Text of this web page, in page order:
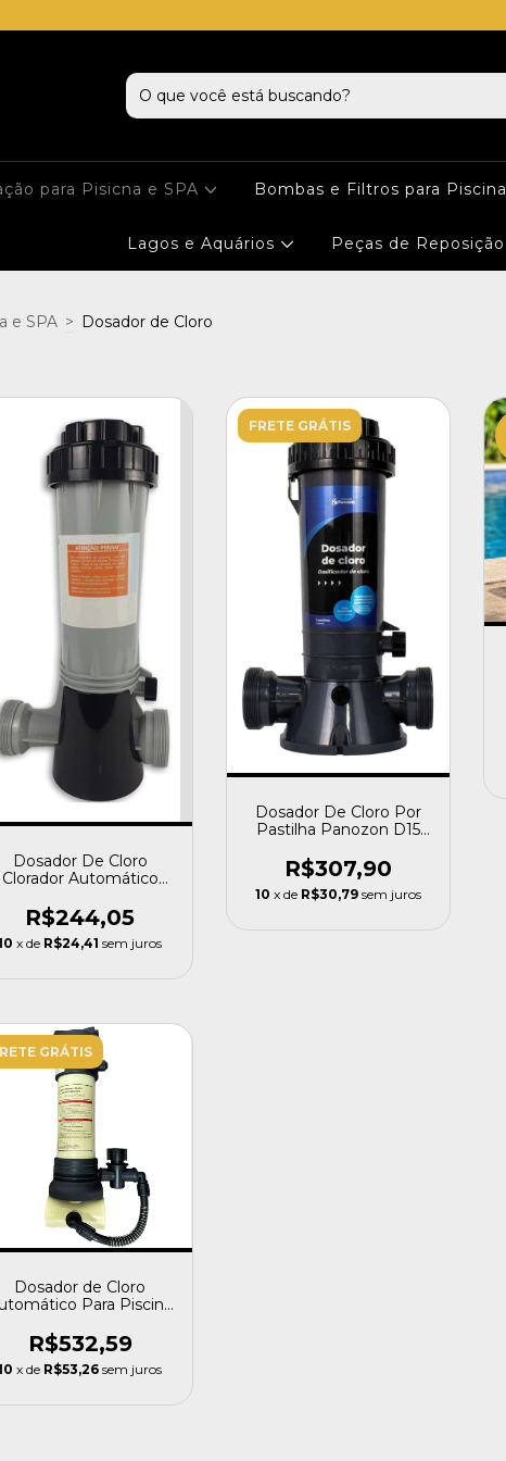
para Pisicna e SPA Bombas e Filtros para Piscina
Lagos e Aquários Peças de Reposição
e SPA > Dosador de Cloro
Dosador De Cloro
Clorador Automático
R$244,05
x de R$24,41 sem juros
FRETE GRÁTIS
Dosador De Cloro Por
Pastilha Panozon D15
R$307,90
10 x de R$30,79 sem juros
GRÁTIS
Dosador de Cloro
Para Piscina
R$532,59
x de R$53,26 sem juros